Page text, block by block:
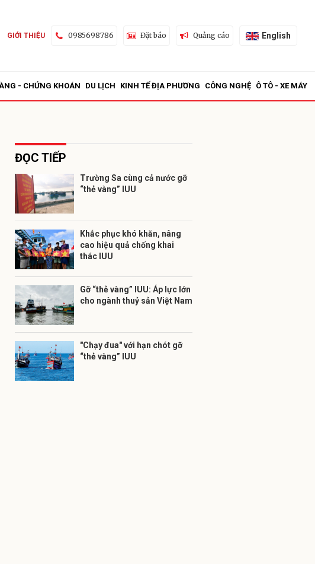
GIỚI THIỆU 0985698786 Đặt báo Quảng cáo English
- CHỨNG KHOÁN DU LỊCH KINH TẾ ĐỊA PHƯƠNG CÔNG NGHỆ Ô TÔ - XE MÁY
ĐỌC TIẾP
Trường Sa cùng cả nước gỡ
“thẻ vàng” IUU
Khắc phục khó khăn, nâng
cao hiệu quả chống khai
thác IUU
Gỡ “thẻ vàng” IUU: Áp lực lớn
cho ngành thuỷ sản Việt Nam
"Chạy đua" với hạn chót gỡ
“thẻ vàng” IUU
Gửi